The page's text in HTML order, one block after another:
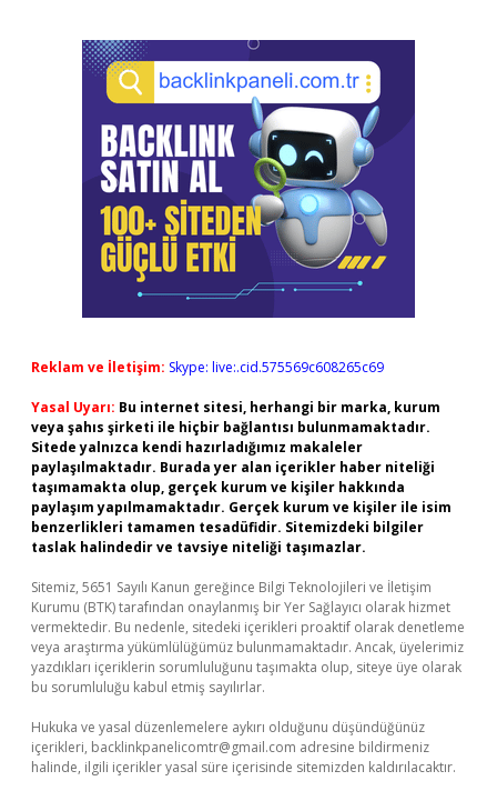
Reklam ve İletişim: Skype: live:.cid.575569c608265c69
Yasal Uyarı: Bu internet sitesi, herhangi bir marka, kurum
veya şahıs şirketi ile hiçbir bağlantısı bulunmamaktadır.
Sitede yalnızca kendi hazırladığımız makaleler
paylaşılmaktadır. Burada yer alan içerikler haber niteliği
taşımamakta olup, gerçek kurum ve kişiler hakkında
paylaşım yapılmamaktadır. Gerçek kurum ve kişiler ile isim
benzerlikleri tamamen tesadüfidir. Sitemizdeki bilgiler
taslak halindedir ve tavsiye niteliği taşımazlar.
Sitemiz, 5651 Sayılı Kanun gereğince Bilgi Teknolojileri ve İletişim
Kurumu (BTK) tarafından onaylanmış bir Yer Sağlayıcı olarak hizmet
vermektedir. Bu nedenle, sitedeki içerikleri proaktif olarak denetleme
veya araştırma yükümlülüğümüz bulunmamaktadır. Ancak, üyelerimiz
yazdıkları içeriklerin sorumluluğunu taşımakta olup, siteye üye olarak
bu sorumluluğu kabul etmiş sayılırlar.
Hukuka ve yasal düzenlemelere aykırı olduğunu düşündüğünüz
içerikleri, backlinkpanelicomtr@gmail.com adresine bildirmeniz
halinde, ilgili içerikler yasal süre içerisinde sitemizden kaldırılacaktır.